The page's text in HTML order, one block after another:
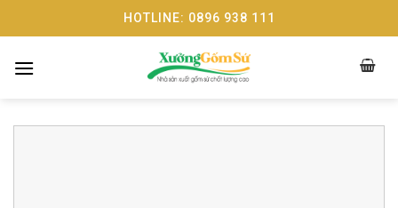
to
HOTLINE: 0896 938 111